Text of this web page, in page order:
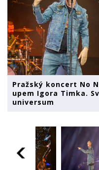
Pražský koncert No
upem Igora Timka.
universum